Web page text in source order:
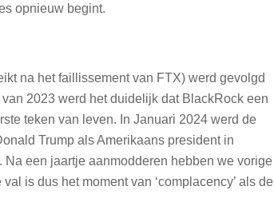
opnieuw begint.
na het faillissement van FTX) werd gevolgd
2023 werd het duidelijk dat BlackRock een
teken van leven. In Januari 2024 werd de
Trump als Amerikaans president in
een jaartje aanmodderen hebben we vorige
is dus het moment van ‘complacency’ als de